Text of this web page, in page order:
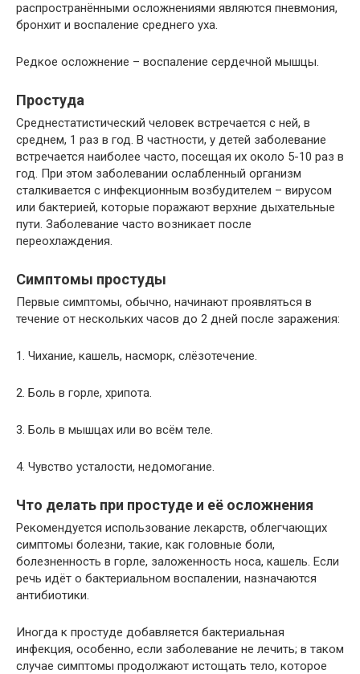
распространёнными осложнениями являются пневмония,
бронхит и воспаление среднего уха.
Редкое осложнение – воспаление сердечной мышцы.
Простуда
Среднестатистический человек встречается с ней, в
среднем, 1 раз в год. В частности, у детей заболевание
встречается наиболее часто, посещая их около 5-10 раз в
год. При этом заболевании ослабленный организм
сталкивается с инфекционным возбудителем – вирусом
или бактерией, которые поражают верхние дыхательные
пути. Заболевание часто возникает после
переохлаждения.
Симптомы простуды
Первые симптомы, обычно, начинают проявляться в
течение от нескольких часов до 2 дней после заражения:
1. Чихание, кашель, насморк, слёзотечение.
2. Боль в горле, хрипота.
3. Боль в мышцах или во всём теле.
4. Чувство усталости, недомогание.
Что делать при простуде и её осложнения
Рекомендуется использование лекарств, облегчающих
симптомы болезни, такие, как головные боли,
болезненность в горле, заложенность носа, кашель. Если
речь идёт о бактериальном воспалении, назначаются
антибиотики.
Иногда к простуде добавляется бактериальная
инфекция, особенно, если заболевание не лечить; в таком
случае симптомы продолжают истощать тело, которое